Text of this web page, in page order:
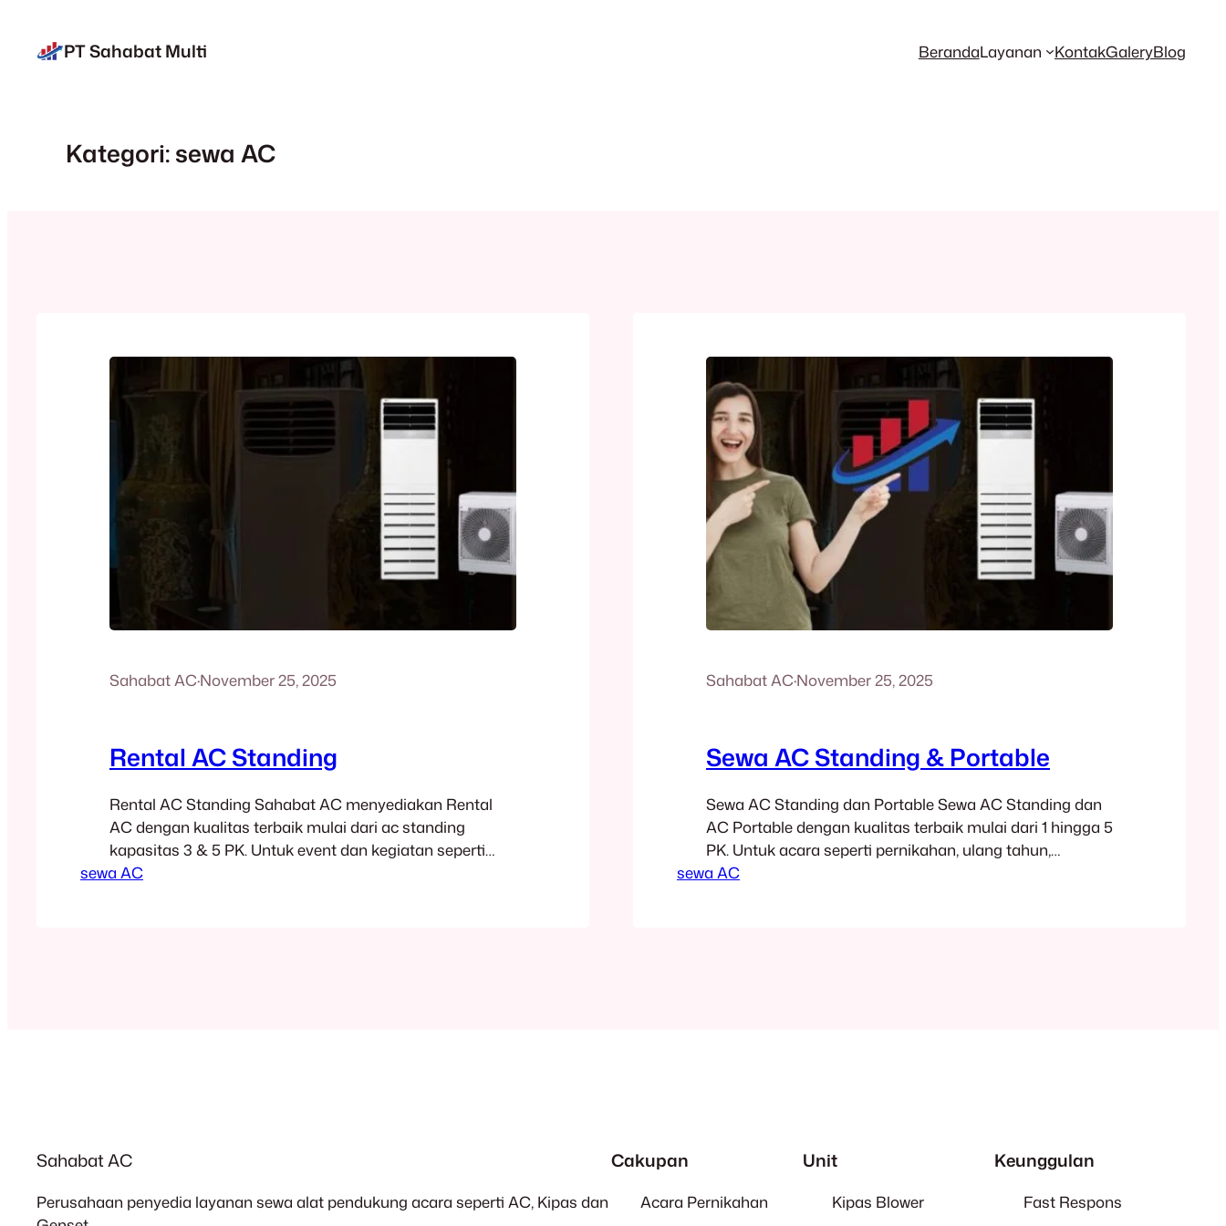
konten
PT Sahabat Multi BerandaLayanan KontakGaleryBlog
Kategori:sewa AC
Sahabat AC·November 25, 2025
Rental AC Standing
Rental AC Standing Sahabat AC menyediakan Rental
AC dengan kualitas terbaik mulai dari ac standing
kapasitas 3 & 5 PK. Untuk event dan kegiatan seperti
acara pernikahan, ulang tahun, seminar, wisuda, untuk
sewa AC
Sahabat AC·November 25, 2025
Sewa AC Standing & Portable
Sewa AC Standing dan Portable Sewa AC Standing dan
AC Portable dengan kualitas terbaik mulai dari 1 hingga 5
PK. Untuk acara seperti pernikahan, ulang tahun,
seminar, wisuda dan lainnya. Menyediakan Layanan
sewa AC
Sahabat AC
Perusahaan penyedia layanan sewa alat pendukung acara seperti AC, Kipas dan
Cakupan
Acara Pernikahan
Unit
Kipas Blower
Keunggulan
Fast Respons